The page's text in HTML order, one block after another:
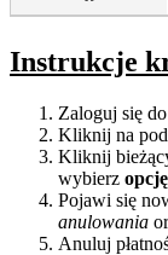
Instrukcje
Zaloguj się do
Kliknij na
Kliknij
wybierz
Pojawi się
anulowania
Anuluj